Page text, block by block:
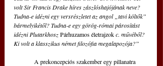
volt Sir Francis Drake híres zászlóshajójának neve?
Tudna-e idézni egy versrészletet az angol „tavi költők”
bármelyikétől? Tudna-e egy görög-római párosítást
idézni Plutarkhosz Párhuzamos életrajzok c. művéből?
Ki volt a klasszikus német filozófia megalapozója?”